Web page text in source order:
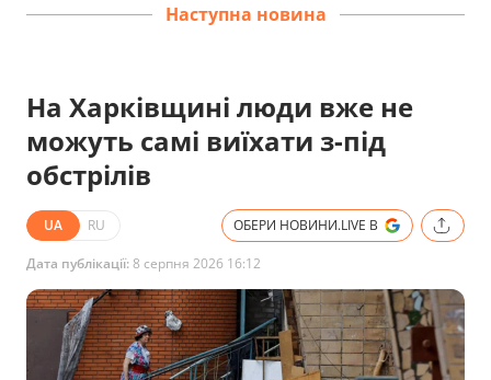
Наступна новина
На Харківщині люди вже не
можуть самі виїхати з-під
обстрілів
UA RU ОБЕРИ НОВИНИ.LIVE В
Дата публікації:8 серпня 2026 16:12